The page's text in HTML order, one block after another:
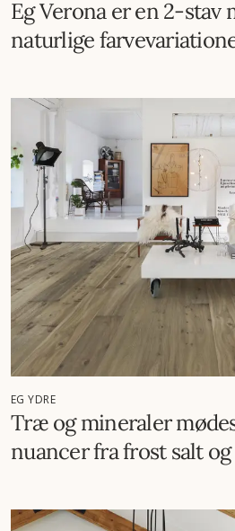
Eg Verona er en 2-stav
naturlige
EG YDRE
Træ og mineraler
nuancer fra frost salt